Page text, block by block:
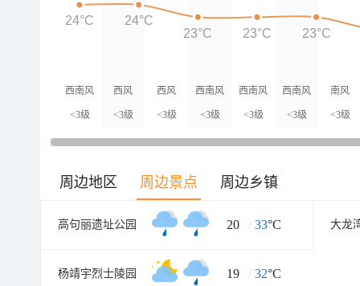
西南风
<3级
西风
<3级
西风
<3级
西南风
<3级
西南风
<3级
西南风
<3级
南风
<3级
24°C 24°C
23°C 23°C 23°C
周边地区 周边景点 周边乡镇
高句丽遗址公园 20 / 33°C 大龙
杨靖宇烈士陵园 19 / 32°C